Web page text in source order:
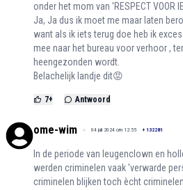
onder het mom van 'RESPECT VOOR
Ja, Ja dus ik moet me maar laten
want als ik iets terug doe heb ik
mee naar het bureau voor verhoor ,
heengezonden wordt.
Belachelijk landje dit😡
7+ Antwoord
ome-wim 04 juli 2024 om 12:55 + 132281
In de periode van leugenclown en
werden criminelen vaak 'verwarde
criminelen blijken toch ècht